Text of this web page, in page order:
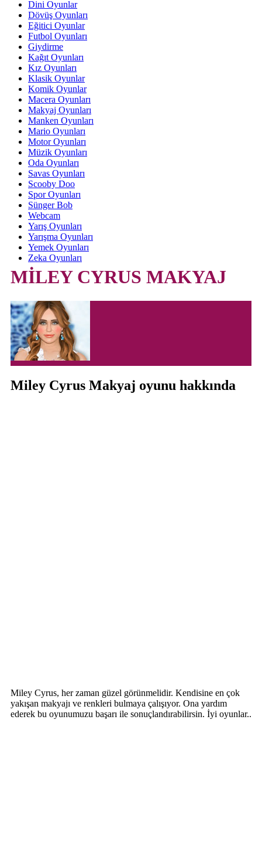
Dini Oyunlar
Dövüş Oyunları
Eğitici Oyunlar
Futbol Oyunları
Giydirme
Kağıt Oyunları
Kız Oyunları
Klasik Oyunlar
Komik Oyunlar
Macera Oyunları
Makyaj Oyunları
Manken Oyunları
Mario Oyunları
Motor Oyunları
Müzik Oyunları
Oda Oyunları
Savas Oyunları
Scooby Doo
Spor Oyunları
Sünger Bob
Webcam
Yarış Oyunları
Yarışma Oyunları
Yemek Oyunları
Zeka Oyunları
MİLEY CYRUS MAKYAJ
Miley Cyrus Makyaj oyunu hakkında
Miley Cyrus, her zaman güzel görünmelidir. Kendisine en çok
yakışan makyajı ve renkleri bulmaya çalışıyor. Ona yardım
ederek bu oyunumuzu başarı ile sonuçlandırabilirsin. İyi oyunlar..